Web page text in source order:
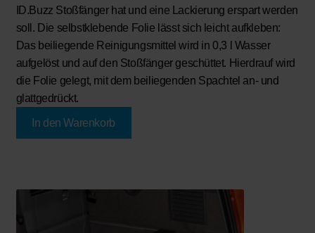
ID.Buzz Stoßfänger hat und eine Lackierung erspart werden
soll. Die selbstklebende Folie lässt sich leicht aufkleben:
Das beiliegende Reinigungsmittel wird in 0,3 l Wasser
aufgelöst und auf den Stoßfänger geschüttet. Hierdrauf wird
die Folie gelegt, mit dem beiliegenden Spachtel an- und
glattgedrückt.
In den Warenkorb